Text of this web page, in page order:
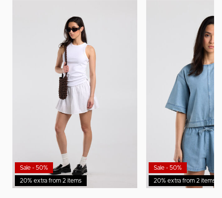
20% extra from 2 items
Sale - 50%
20% extra from 2 items
Sale - 50%